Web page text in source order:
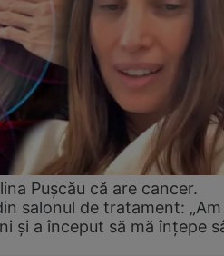
Pușcău că are cancer.
salonul de tratament:
și a început să mă înțepe